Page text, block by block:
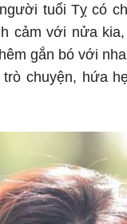
tuổi Tỵ có
cảm với nửa
gắn bó với
chuyện, hứa